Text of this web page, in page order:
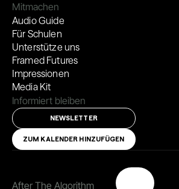
Mitmachen
Audio Guide
Für Schulen
Unterstütze uns
Framed Futures
Impressionen
Media Kit
Informiert bleiben
NEWSLETTER
ZUM KALENDER HINZUFÜGEN
After The Algorithm